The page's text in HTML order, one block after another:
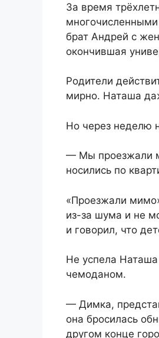
За время
брат Андрей с
окончившая
Родители
мирно. Наташа
Но через неделю
— Мы проезжали
носились по
«Проезжали
из-за шума и не
и говорил, что
Не успела Наташа
чемоданом.
— Димка,
она бросилась
другом конце